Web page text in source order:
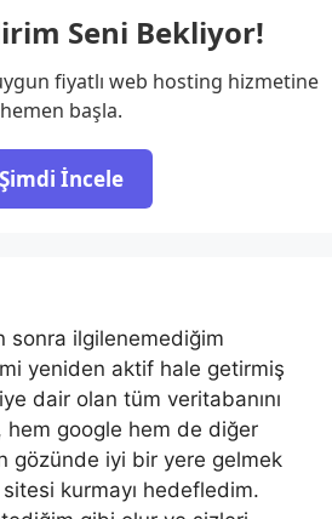
Seni Bekliyor!
fiyatlı web hosting hizmetine
hemen başla.
Şimdi İncele
sonra ilgilenemediğim
yeniden aktif hale getirmiş
dair olan tüm veritabanını
hem google hem de diğer
gözünde iyi bir yere gelmek
kurmayı hedefledim.